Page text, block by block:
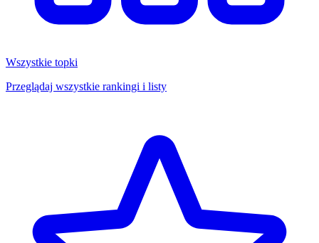
Wszystkie topki
Przeglądaj wszystkie rankingi i listy